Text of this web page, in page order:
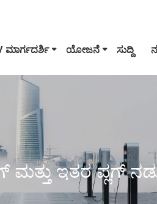
GB/T DC ಗನ್
ಮಾರ್ಗದರ್ಶಿ ಯೋಜನೆ ಸುದ್ದಿ
ಮತ್ತು ಇತರ ಪ್ಲಗ್